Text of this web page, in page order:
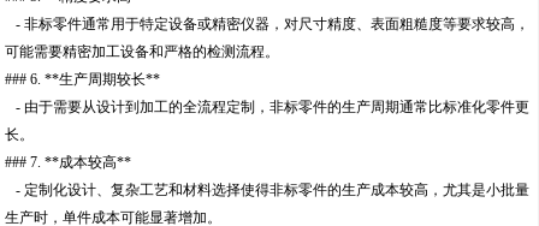
- 非标零件通常用于特定设备或精密仪器，对尺寸精度、表面粗糙度等要求较高，
可能需要精密加工设备和严格的检测流程。
### 6. **生产周期较长**
- 由于需要从设计到加工的全流程定制，非标零件的生产周期通常比标准化零件更
长。
### 7. **成本较高**
- 定制化设计、复杂工艺和材料选择使得非标零件的生产成本较高，尤其是小批量
生产时，单件成本可能显著增加。